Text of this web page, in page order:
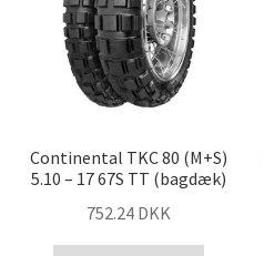
Continental TKC 80 (M+S)
5.10 – 17 67S TT (bagdæk)
752.24 DKK